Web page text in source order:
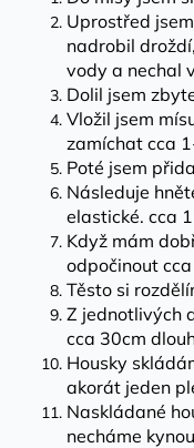
Uprostřed
nadrobil
vody a nechal
Dolil jsem
Vložil jsem
zamíchat cca
Poté jsem
Následuje
elastické. cca
Když mám
odpočinout
Těsto si
Z jednotlivých
cca 30cm
Housky
akorát jeden
Naskládané
necháme